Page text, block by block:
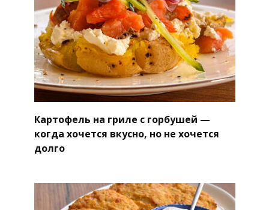
Картофель на гриле с горбушей —
когда хочется вкусно, но не хочется
долго